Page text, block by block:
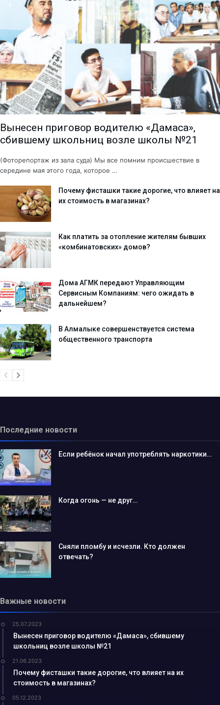
Вынесен приговор водителю «Дамаса»,
сбившему школьниц возле школы №21
(Фоторепортаж из зала суда) Мы все помним происшествие в
середине мая этого года, которое …
Почему фисташки такие дорогие, что влияет на
их стоимость в магазинах?
Как платить за отопление жителям бывших
«комбинатовских» домов?
Дома АГМК передают Управляющим
Сервисным Компаниям: чего ожидать в
дальнейшем?
В Алмалыке совершенствуется система
общественного транспорта
Последние новости
Если ребёнок начал употреблять наркотики…
Когда огонь — не друг…
Сняли пломбу и исчезли. Кто должен
отвечать?
Важные новости
25.07.2023
Вынесен приговор водителю «Дамаса», сбившему
школьниц возле школы №21
21.06.2023
Почему фисташки такие дорогие, что влияет на их
стоимость в магазинах?
05.12.2023